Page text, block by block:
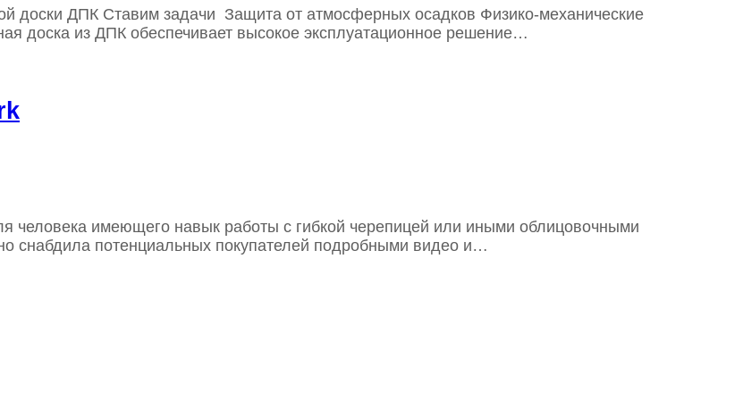
доски ДПК Ставим задачи Защита от атмосферных осадков Физико-механические
доска из ДПК обеспечивает высокое эксплуатационное решение…
человека имеющего навык работы с гибкой черепицей или иными облицовочными
снабдила потенциальных покупателей подробными видео и…